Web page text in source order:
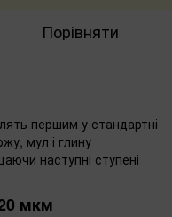
Порівняти
першим у стандартні
мул і глину
наступні ступені
мкм